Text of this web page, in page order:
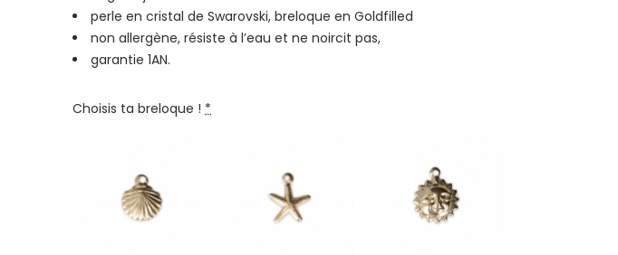
perle en cristal de Swarovski, breloque en Goldfilled
non allergène, résiste à l’eau et ne noircit pas,
garantie 1AN.
Choisis ta breloque ! *